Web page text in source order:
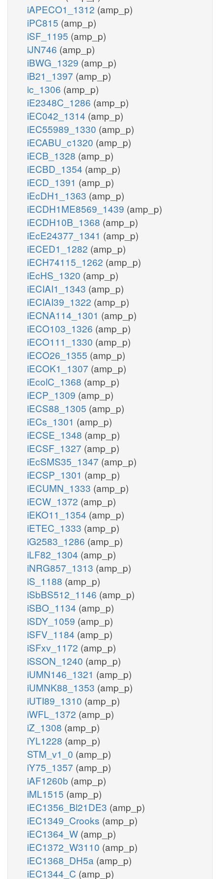
iAPECO1_1312 (amp_p)
iPC815 (amp_p)
iSF_1195 (amp_p)
iJN746 (amp_p)
iBWG_1329 (amp_p)
iB21_1397 (amp_p)
ic_1306 (amp_p)
iE2348C_1286 (amp_p)
iEC042_1314 (amp_p)
iEC55989_1330 (amp_p)
iECABU_c1320 (amp_p)
iECB_1328 (amp_p)
iECBD_1354 (amp_p)
iECD_1391 (amp_p)
iEcDH1_1363 (amp_p)
iECDH1ME8569_1439 (amp_p)
iECDH10B_1368 (amp_p)
iEcE24377_1341 (amp_p)
iECED1_1282 (amp_p)
iECH74115_1262 (amp_p)
iEcHS_1320 (amp_p)
iECIAI1_1343 (amp_p)
iECIAI39_1322 (amp_p)
iECNA114_1301 (amp_p)
iECO103_1326 (amp_p)
iECO111_1330 (amp_p)
iECO26_1355 (amp_p)
iECOK1_1307 (amp_p)
iEcolC_1368 (amp_p)
iECP_1309 (amp_p)
iECS88_1305 (amp_p)
iECs_1301 (amp_p)
iECSE_1348 (amp_p)
iECSF_1327 (amp_p)
iEcSMS35_1347 (amp_p)
iECSP_1301 (amp_p)
iECUMN_1333 (amp_p)
iECW_1372 (amp_p)
iEKO11_1354 (amp_p)
iETEC_1333 (amp_p)
iG2583_1286 (amp_p)
iLF82_1304 (amp_p)
iNRG857_1313 (amp_p)
iS_1188 (amp_p)
iSbBS512_1146 (amp_p)
iSBO_1134 (amp_p)
iSDY_1059 (amp_p)
iSFV_1184 (amp_p)
iSFxv_1172 (amp_p)
iSSON_1240 (amp_p)
iUMN146_1321 (amp_p)
iUMNK88_1353 (amp_p)
iUTI89_1310 (amp_p)
iWFL_1372 (amp_p)
iZ_1308 (amp_p)
iYL1228 (amp_p)
STM_v1_0 (amp_p)
iY75_1357 (amp_p)
iAF1260b (amp_p)
iML1515 (amp_p)
iEC1356_Bl21DE3 (amp_p)
iEC1349_Crooks (amp_p)
iEC1364_W (amp_p)
iEC1372_W3110 (amp_p)
iEC1368_DH5a (amp_p)
iEC1344_C (amp_p)